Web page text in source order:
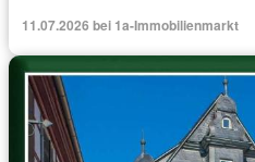
11.07.2026 bei 1a-Immobilienmarkt